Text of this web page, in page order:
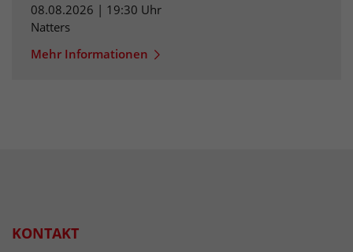
08.08.2026 | 19:30 Uhr
Natters
Mehr Informationen
KONTAKT